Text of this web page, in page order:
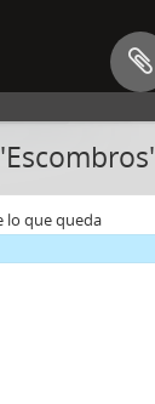
lo que queda